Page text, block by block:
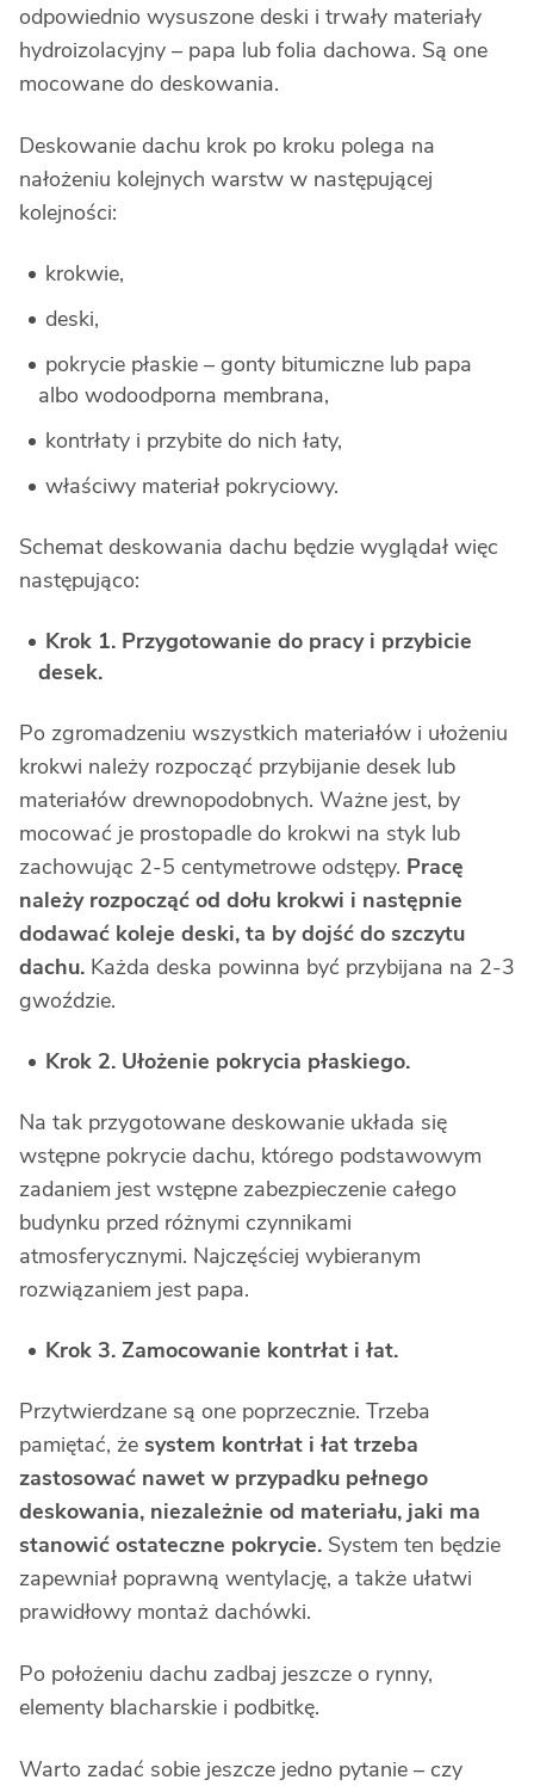
odpowiednio wysuszone deski i trwały materiały
hydroizolacyjny – papa lub folia dachowa. Są one
mocowane do deskowania.
Deskowanie dachu krok po kroku polega na
nałożeniu kolejnych warstw w następującej
kolejności:
krokwie,
deski,
pokrycie płaskie – gonty bitumiczne lub papa
albo wodoodporna membrana,
kontrłaty i przybite do nich łaty,
właściwy materiał pokryciowy.
Schemat deskowania dachu będzie wyglądał więc
następująco:
Krok 1. Przygotowanie do pracy i przybicie
desek.
Po zgromadzeniu wszystkich materiałów i ułożeniu
krokwi należy rozpocząć przybijanie desek lub
materiałów drewnopodobnych. Ważne jest, by
mocować je prostopadle do krokwi na styk lub
zachowując 2-5 centymetrowe odstępy. Pracę
należy rozpocząć od dołu krokwi i następnie
dodawać koleje deski, ta by dojść do szczytu
dachu. Każda deska powinna być przybijana na 2-3
gwoździe.
Krok 2. Ułożenie pokrycia płaskiego.
Na tak przygotowane deskowanie układa się
wstępne pokrycie dachu, którego podstawowym
zadaniem jest wstępne zabezpieczenie całego
budynku przed różnymi czynnikami
atmosferycznymi. Najczęściej wybieranym
rozwiązaniem jest papa.
Krok 3. Zamocowanie kontrłat i łat.
Przytwierdzane są one poprzecznie. Trzeba
pamiętać, że system kontrłat i łat trzeba
zastosować nawet w przypadku pełnego
deskowania, niezależnie od materiału, jaki ma
stanowić ostateczne pokrycie. System ten będzie
zapewniał poprawną wentylację, a także ułatwi
prawidłowy montaż dachówki.
Po położeniu dachu zadbaj jeszcze o rynny,
elementy blacharskie i podbitkę.
Warto zadać sobie jeszcze jedno pytanie – czy